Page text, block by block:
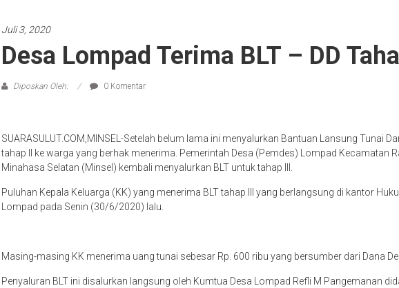
Juli 3, 2020
Desa Lompad Terima BLT – DD
Diposkan Oleh: 0 Komentar
SUARASULUT.COM,MINSEL-Setelah belum lama ini menyalurkan Bantuan Lansung Tunai
tahap II ke warga yang berhak menerima. Pemerintah Desa (Pemdes) Lompad Kecamatan
Minahasa Selatan (Minsel) kembali menyalurkan BLT untuk tahap III.
Puluhan Kepala Keluarga (KK) yang menerima BLT tahap III yang berlangsung di kantor
Lompad pada Senin (30/6/2020) lalu.
Masing-masing KK menerima uang tunai sebesar Rp. 600 ribu yang bersumber dari Dana
Penyaluran BLT ini disalurkan langsung oleh Kumtua Desa Lompad Refli M Pangemanan